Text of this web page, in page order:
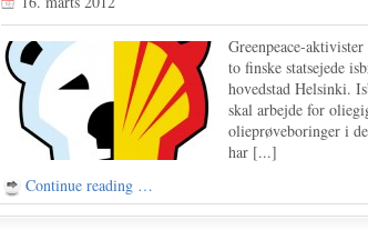
Greenpeace-
to finske statsejede
hovedstad Helsinki.
skal arbejde for
olieprøveboringer i
har [...]
Continue reading …